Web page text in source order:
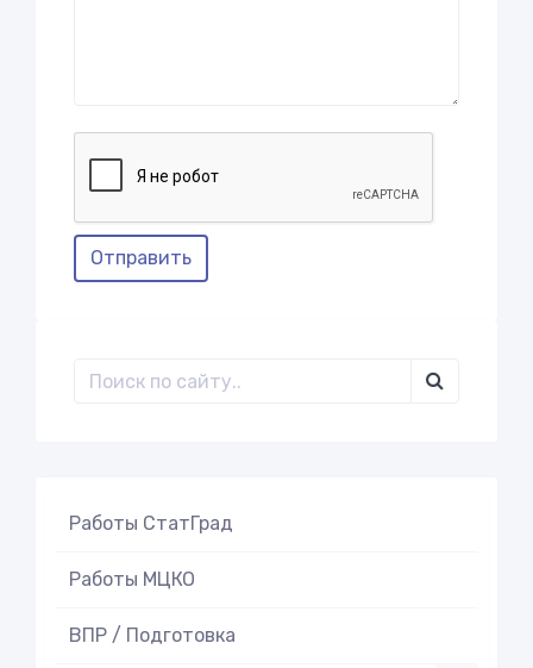
Отправить
Работы СтатГрад
Работы МЦКО
ВПР / Подготовка